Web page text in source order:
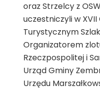
oraz Strzelcy z
uczestniczyli w
Turystycznym
Organizatorem
Rzeczpospolitej i
Urząd Gminy
Urzędu